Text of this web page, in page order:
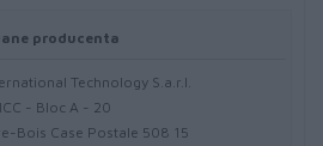
producenta
Technology S.a.r.l.
ICC - Bloc A - 20
Bois Case Postale 508 15